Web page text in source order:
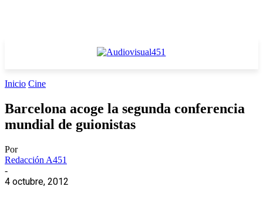
Inicio Cine
Barcelona acoge la segunda conferencia
mundial de guionistas
Por
Redacción A451
-
4 octubre, 2012